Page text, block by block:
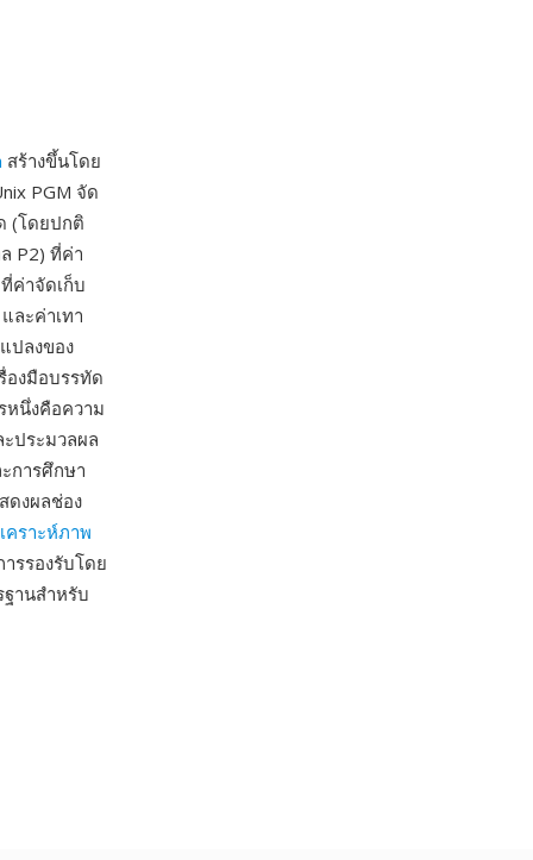
สร้างขึ้นโดย
PGM จัด
(โดยปกติ
P2) ที่ค่า
ค่าจัดเก็บ
ละค่าเทา
ปลงของ
องมือบรรทัด
หนึ่งคือความ
ประมวลผล
การศึกษา
ดงผลช่อง
คราะห์ภาพ
รรองรับโดย
านสำหรับ